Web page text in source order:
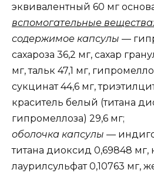
эквивалентный 60 мг
вспомогательные вещества:
содержимое капсулы —
сахароза 36,2 мг, сахар
мг, тальк 47,1 мг,
сукцинат 44,6 мг,
краситель белый (титана
гипромеллоза) 29,6 мг;
оболочка капсулы —
титана диоксид 0,69848 мг,
лаурилсульфат 0,10763 мг,